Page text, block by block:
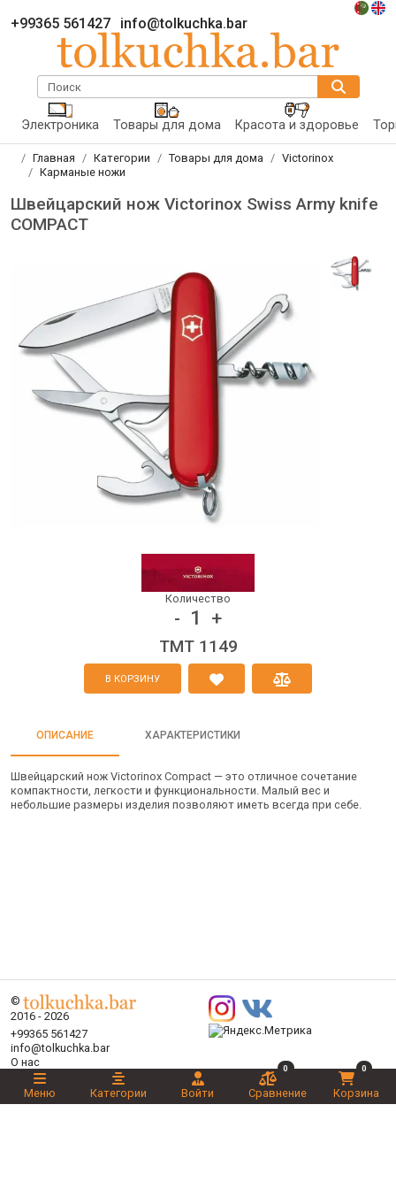
+99365 561427 info@tolkuchka.bar
Поиск
Электроника Товары для дома Красота и здоровье
Главная Категории Товары для дома
Victorinox
Карманые ножи
Швейцарский нож Victorinox Swiss Army knife
COMPACT
Количество
- 1 +
TMT 1149
В КОРЗИНУ
ОПИСАНИЕ ХАРАКТЕРИСТИКИ
Швейцарский нож Victorinox Compact — это отличное сочетание
компактности, легкости и функциональности. Малый вес и
небольшие размеры изделия позволяют иметь всегда при себе.
©
2016 - 2026
+99365 561427
info@tolkuchka.bar
О нас
Доставка
Статьи
Бренды
Меню Категории Войти
0
Сравнение
0
Корзина